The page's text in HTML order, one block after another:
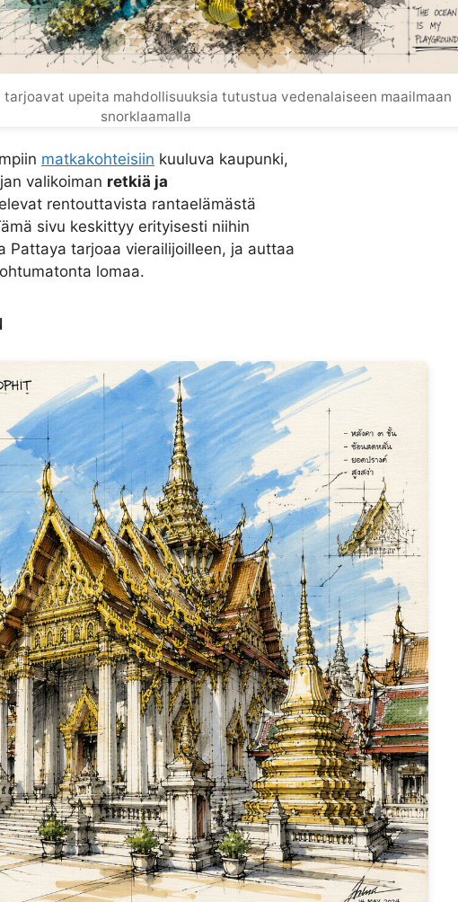
upeita mahdollisuuksia tutustua vedenalaiseen maailmaan
snorklaamalla
matkakohteisiin kuuluva kaupunki,
valikoiman retkiä ja
rentouttavista rantaelämästä
sivu keskittyy erityisesti niihin
Pattaya tarjoaa vierailijoilleen, ja auttaa
lomaa.